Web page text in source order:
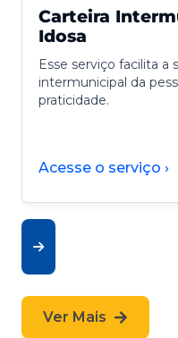
Carteira
Idosa
Esse serviço facilita a
intermunicipal da
praticidade.
Acesse o serviço ›
Ver Mais